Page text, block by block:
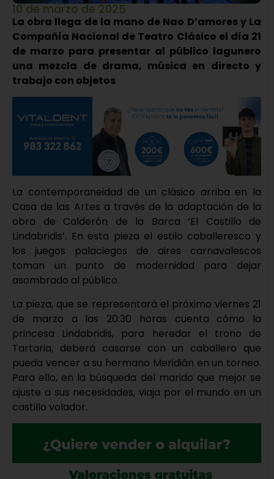
10 de marzo de 2025
La obra llega de la mano de Nao D’amores y La
Compañía Nacional de Teatro Clásico el día 21
de marzo para presentar al público lagunero
una mezcla de drama, música en directo y
trabajo con objetos
La contemporaneidad de un clásico arriba en la
Casa de las Artes a través de la adaptación de la
obra de Calderón de la Barca ‘El Castillo de
Lindabridis’. En esta pieza el estilo caballeresco y
los juegos palaciegos de aires carnavalescos
toman un punto de modernidad para dejar
asombrado al público.
La pieza, que se representará el próximo viernes 21
de marzo a las 20:30 horas cuenta cómo la
princesa Lindabridis, para heredar el trono de
Tartaria, deberá casarse con un caballero que
pueda vencer a su hermano Meridián en un torneo.
Para ello, en la búsqueda del marido que mejor se
ajuste a sus necesidades, viaja por el mundo en un
castillo volador.